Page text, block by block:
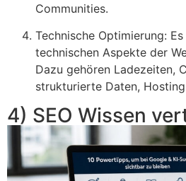
Communities.
Technische Optimierung:
technischen Aspekte der
Dazu gehören Ladezeiten,
strukturierte Daten,
4) SEO Wissen